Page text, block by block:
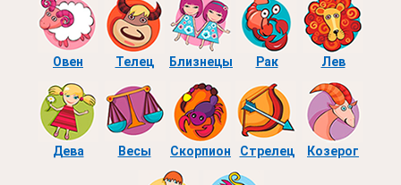
Овен Телец Близнецы Рак Лев
Дева Весы Скорпион Стрелец Козерог